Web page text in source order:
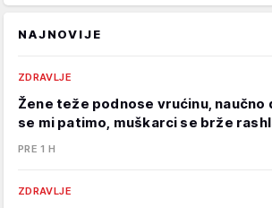
NAJNOVIJE
ZDRAVLJE
Žene teže podnose vrućinu, naučno
se mi patimo, muškarci se brže
PRE 1 H
ZDRAVLJE